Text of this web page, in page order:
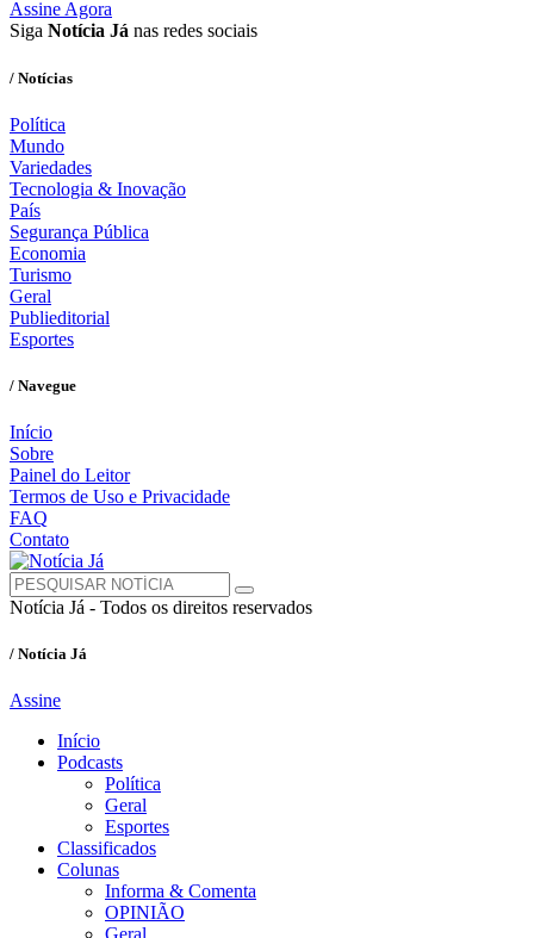
Assine Agora
Siga Notícia Já nas redes sociais
/ Notícias
Política
Mundo
Variedades
Tecnologia & Inovação
País
Segurança Pública
Economia
Turismo
Geral
Publieditorial
Esportes
/ Navegue
Início
Sobre
Painel do Leitor
Termos de Uso e Privacidade
FAQ
Contato
Notícia Já - Todos os direitos reservados
/ Notícia Já
Assine
Início
Podcasts
Política
Geral
Esportes
Classificados
Colunas
Informa & Comenta
OPINIÃO